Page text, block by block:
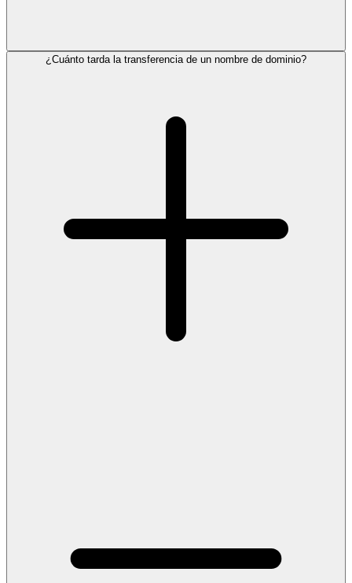
¿Cuánto tarda la transferencia de un nombre de dominio?